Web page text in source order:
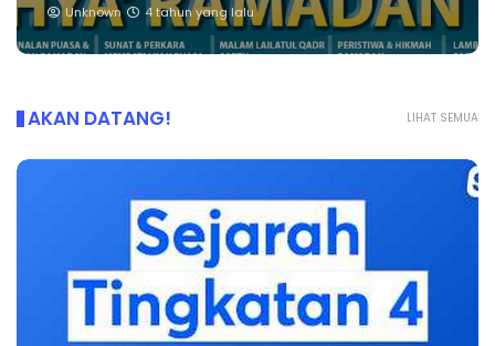
Unknown 4 tahun yang lalu
LIHAT SEMUA
AKAN DATANG!